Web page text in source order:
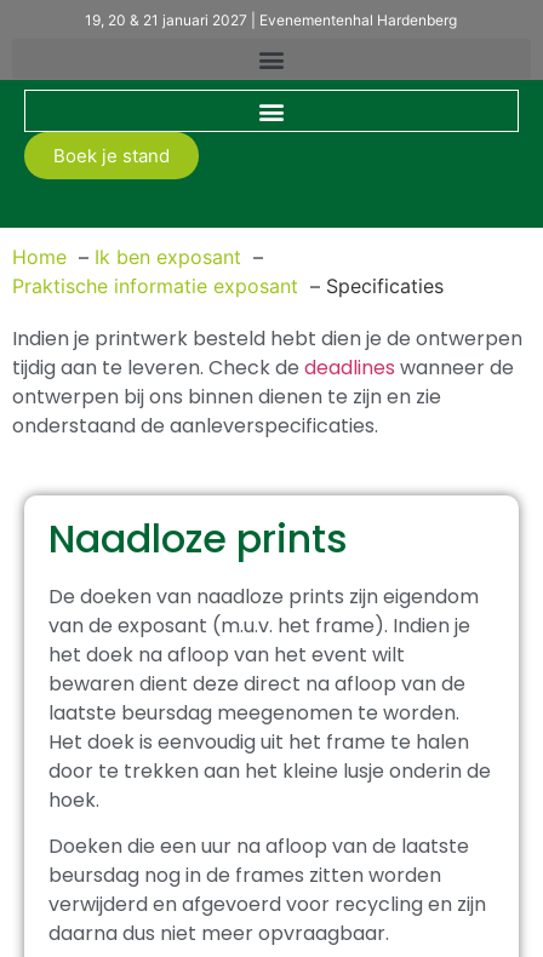
19, 20 & 21 januari 2027 | Evenementenhal Hardenberg
Boek je stand
Specificaties
Home
Ik ben exposant
Praktische informatie exposant
Specificaties
Indien je printwerk besteld hebt dien je de ontwerpen
tijdig aan te leveren. Check de deadlines wanneer de
ontwerpen bij ons binnen dienen te zijn en zie
onderstaand de aanleverspecificaties.
Naadloze prints
De doeken van naadloze prints zijn eigendom
van de exposant (m.u.v. het frame). Indien je
het doek na afloop van het event wilt
bewaren dient deze direct na afloop van de
laatste beursdag meegenomen te worden.
Het doek is eenvoudig uit het frame te halen
door te trekken aan het kleine lusje onderin de
hoek.
Doeken die een uur na afloop van de laatste
beursdag nog in de frames zitten worden
verwijderd en afgevoerd voor recycling en zijn
daarna dus niet meer opvraagbaar.